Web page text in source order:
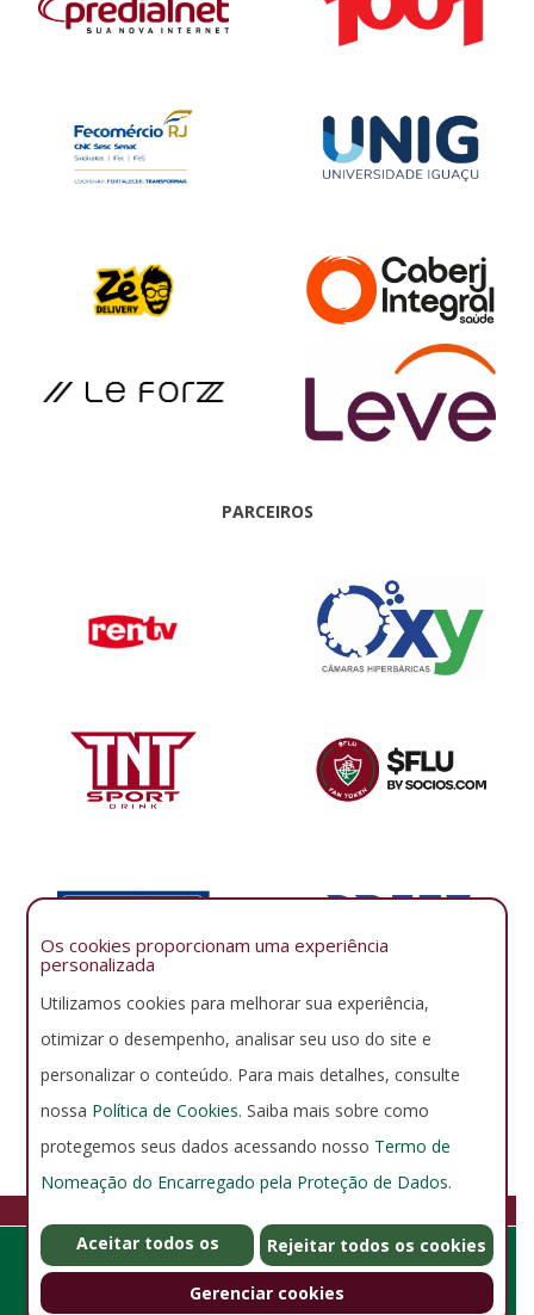
PARCEIROS
GERENCIAR COOKIES
POLÍTICA DE PRIVACIDADE
Rua Álvaro Chaves 41, Laranjeiras - Rio de Janeiro - RJ - Brasil -
CEP 22231-220 - Horário de Funcionamento: De segunda a
Os cookies proporcionam uma experiência
personalizada
Utilizamos cookies para melhorar sua experiência,
otimizar o desempenho, analisar seu uso do site e
personalizar o conteúdo. Para mais detalhes, consulte
nossa Política de Cookies. Saiba mais sobre como
protegemos seus dados acessando nosso Termo de
Nomeação do Encarregado pela Proteção de Dados.
Aceitar todos os
cookies
Rejeitar todos os cookies
Gerenciar cookies